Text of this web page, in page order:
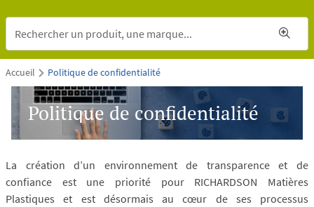
Accueil Politique de confidentialité
Politique de confidentialité
La création d’un environnement de transparence et de
confiance est une priorité pour RICHARDSON Matières
Plastiques et est désormais au cœur de ses processus